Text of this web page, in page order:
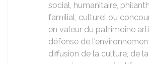
social, humanitaire,
familial, culturel ou
en valeur du patrimoine
défense de
diffusion de la culture, de